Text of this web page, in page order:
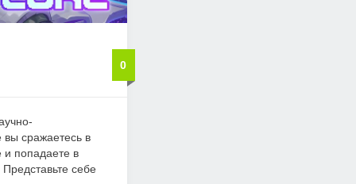
0
вы сражаетесь в
и попадаете в
себе